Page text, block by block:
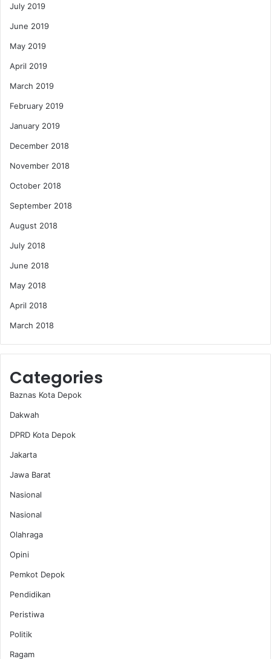
July 2019
June 2019
May 2019
April 2019
March 2019
February 2019
January 2019
December 2018
November 2018
October 2018
September 2018
August 2018
July 2018
June 2018
May 2018
April 2018
March 2018
Categories
Baznas Kota Depok
Dakwah
DPRD Kota Depok
Jakarta
Jawa Barat
Nasional
Nasional
Olahraga
Opini
Pemkot Depok
Pendidikan
Peristiwa
Politik
Ragam